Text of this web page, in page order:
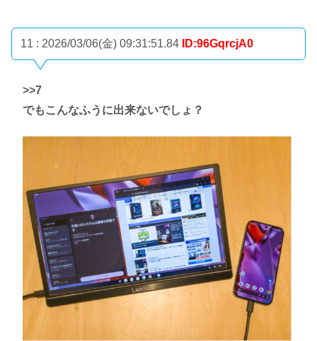
11 : 2026/03/06(金) 09:31:51.84 ID:96GqrcjA0
>>7
でもこんなふうに出来ないでしょ？